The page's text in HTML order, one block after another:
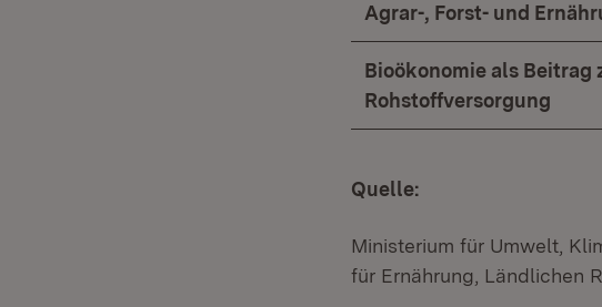
Agrar-, Forst- und
Bioökonomie als
Rohstoffversorgung
Quelle:
Ministerium für Umwelt,
für Ernährung, Ländlichen